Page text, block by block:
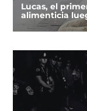
Lucas, el
alimenticia